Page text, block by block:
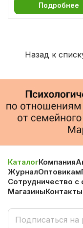
Подробнее
Назад к
КаталогКомпания
ЖурналОптовикам
Сотрудничество
МагазиныКонтакты